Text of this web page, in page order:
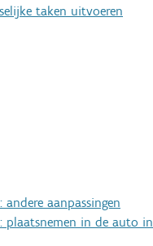
taken uitvoeren
aanpassingen
plaatsnemen in de auto